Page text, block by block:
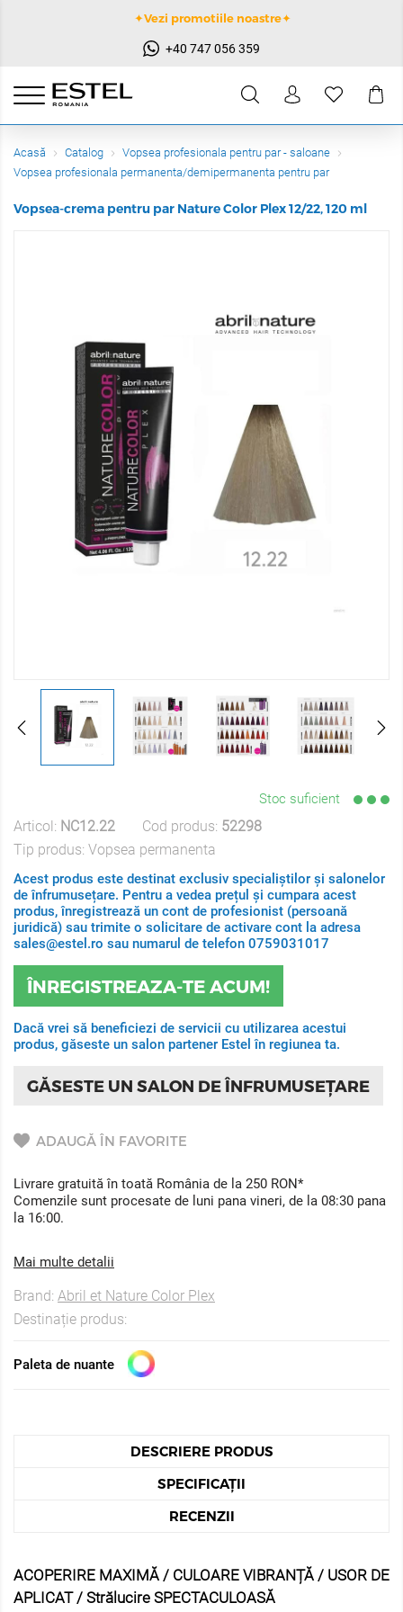
✦Vezi promotiile noastre✦
+40 747 056 359
Acasă Catalog
Vopsea profesionala pentru par - saloane
Vopsea profesionala permanenta/demipermanenta pentru par
Vopsea-crema pentru par Nature Color Plex 12/22, 120 ml
Stoc suficient
Articol: NC12.22 Cod produs: 52298
Tip produs: Vopsea permanenta
Acest produs este destinat exclusiv specialiștilor și salonelor
de înfrumusețare. Pentru a vedea prețul și cumpara acest
produs, înregistrează un cont de profesionist (persoană
juridică) sau trimite o solicitare de activare cont la adresa
sales@estel.ro sau numarul de telefon 0759031017
ÎNREGISTREAZA-TE ACUM!
Dacă vrei să beneficiezi de servicii cu utilizarea acestui
produs, găseste un salon partener Estel în regiunea ta.
GĂSESTE UN SALON DE ÎNFRUMUSEȚARE
ADAUGĂ ÎN FAVORITE
Livrare gratuită în toată România de la 250 RON*
Comenzile sunt procesate de luni pana vineri, de la 08:30 pana
la 16:00.
Mai multe detalii
Brand: Abril et Nature Color Plex
Destinație produs:
Paleta de nuante
DESCRIERE PRODUS
SPECIFICAȚII
RECENZII
ACOPERIRE MAXIMĂ / CULOARE VIBRANȚĂ / USOR DE
APLICAT / Strălucire SPECTACULOASĂ